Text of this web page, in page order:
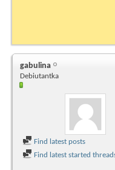
gabulina
Debiutantka
Find latest posts
Find latest started